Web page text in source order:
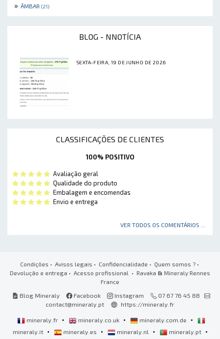
» ÂMBAR (21)
BLOG - NNOTÍCIA
SEXTA-FEIRA, 19 DE JUNHO DE 2026
CLASSIFICAÇÕES DE CLIENTES
100% POSITIVO
Avaliação geral
Qualidade do produto
Embalagem e encomendas
Envio e entrega
VER TODOS OS COMENTÁRIOS ...
Condições • Avisos legais • Confidencialidade • Quem somos ?•
Devolução e entrega • Acesso profissional • Ravaka & Mineraly Rennes
France
Blog Mineraly
Facebook Instagram
07 67 76 45 88
contact@mineraly.pt
https://mineraly.fr
mineraly.fr • mineraly.co.uk • mineraly.com.de •
mineraly.it • mineraly.es • mineraly.nl • mineraly.pt •